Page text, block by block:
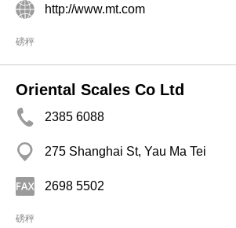
http://www.mt.com
磅秤
Oriental Scales Co Ltd
2385 6088
275 Shanghai St, Yau Ma Tei
2698 5502
磅秤